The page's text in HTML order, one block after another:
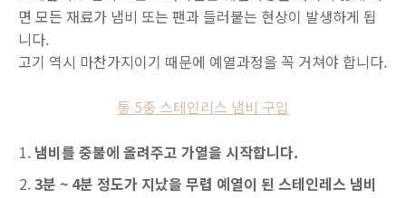
면 모든 재료가 냄비 또는 팬과 들러붙는 현상이 발생하게 됩
니다.
고기 역시 마찬가지이기 때문에 예열과정을 꼭 거쳐야 합니다.
통 5중 스테인리스 냄비 구입
냄비를 중불에 올려주고 가열을 시작합니다.
3분 ~ 4분 정도가 지났을 무렵 예열이 된 스테인레스 냄비